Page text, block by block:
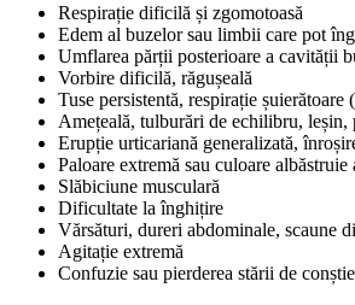
Respirație dificilă și zgomotoasă
Edem al buzelor sau limbii care pot
Umflarea părții posterioare a cavității
Vorbire dificilă, răgușeală
Tuse persistentă, respirație șuierătoare
Amețeală, tulburări de echilibru, leșin,
Erupție urticariană generalizată,
Paloare extremă sau culoare
Slăbiciune musculară
Dificultate la înghițire
Vărsături, dureri abdominale, scaune
Agitație extremă
Confuzie sau pierderea stării de